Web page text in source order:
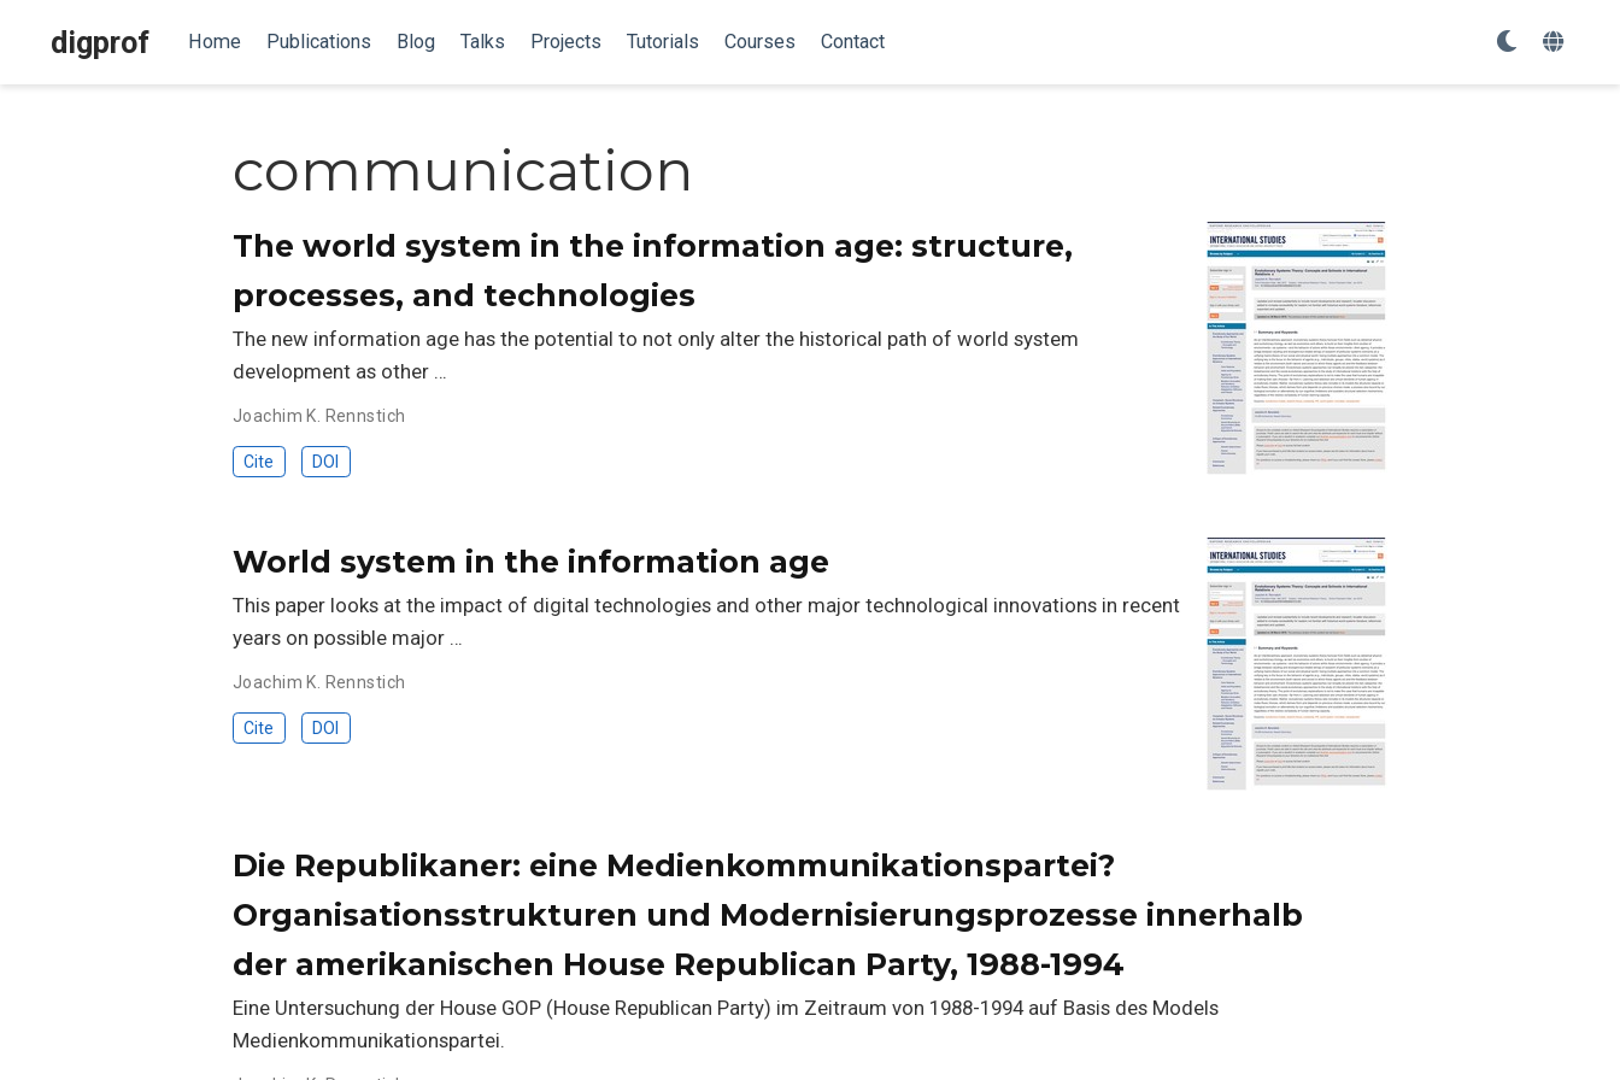
digprof Home Publications Blog Talks Projects Tutorials Courses Contact
communication
The world system in the information age: structure,
processes, and technologies
The new information age has the potential to not only alter the historical path of world system
development as other …
Joachim K. Rennstich
Cite DOI
World system in the information age
This paper looks at the impact of digital technologies and other major technological innovations in recent
years on possible major …
Joachim K. Rennstich
Cite DOI
Die Republikaner: eine Medienkommunikationspartei?
Organisationsstrukturen und Modernisierungsprozesse innerhalb
der amerikanischen House Republican Party, 1988-1994
Eine Untersuchung der House GOP (House Republican Party) im Zeitraum von 1988-1994 auf Basis des Models
Medienkommunikationspartei.